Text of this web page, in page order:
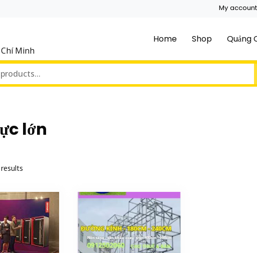
My account
Minh
Home Shop Quảng
lớn